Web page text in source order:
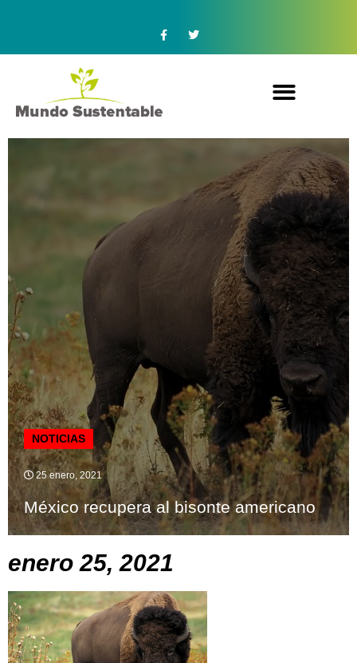
NOTICIAS
25 enero, 2021
México recupera al bisonte americano
enero 25, 2021